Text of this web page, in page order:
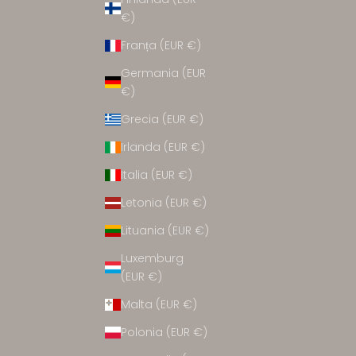
€)
Franța (EUR €)
Germania (EUR
€)
Grecia (EUR €)
Irlanda (EUR €)
Italia (EUR €)
Letonia (EUR €)
Lituania (EUR €)
Luxemburg
(EUR €)
Malta (EUR €)
Polonia (EUR €)